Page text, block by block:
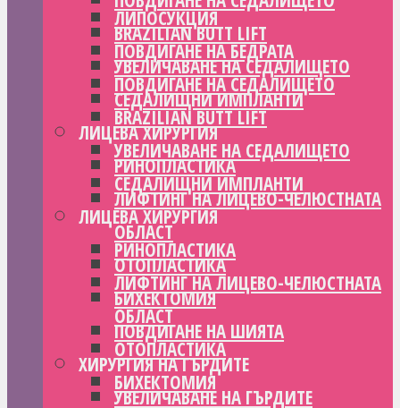
BRAZILIAN BUTT LIFT
УВЕЛИЧАВАНЕ НА СЕДАЛИЩЕТО
СЕДАЛИЩНИ ИМПЛАНТИ
ЛИЦЕВА ХИРУРГИЯ
РИНОПЛАСТИКА
ЛИФТИНГ НА ЛИЦЕВО-ЧЕЛЮСТНАТА
ОБЛАСТ
ОТОПЛАСТИКА
БИХЕКТОМИЯ
ПОВДИГАНЕ НА ШИЯТА
ХИРУРГИЯ НА ГЪРДИТЕ
УВЕЛИЧАВАНЕ НА ГЪРДИТЕ
ЛИПОСУКЦИЯ
ПОВДИГАНЕ НА БЕДРАТА
ПОВДИГАНЕ НА СЕДАЛИЩЕТО
BRAZILIAN BUTT LIFT
УВЕЛИЧАВАНЕ НА СЕДАЛИЩЕТО
СЕДАЛИЩНИ ИМПЛАНТИ
ЛИЦЕВА ХИРУРГИЯ
РИНОПЛАСТИКА
ЛИФТИНГ НА ЛИЦЕВО-ЧЕЛЮСТНАТА
ОБЛАСТ
ОТОПЛАСТИКА
БИХЕКТОМИЯ